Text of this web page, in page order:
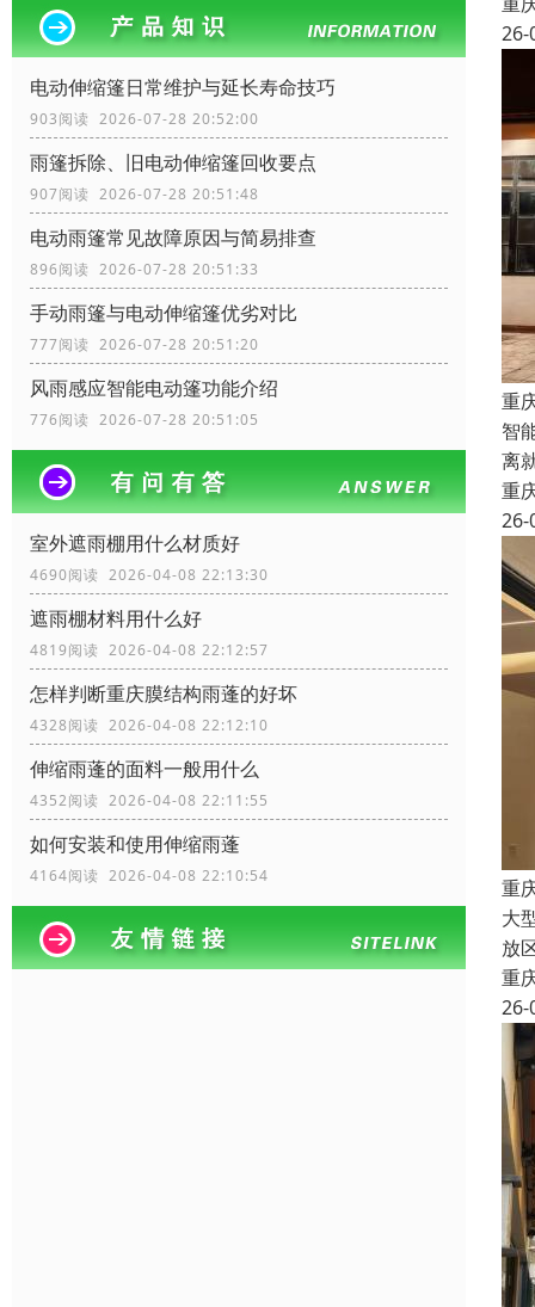
电动伸缩篷日常维护与延长寿命技巧
903阅读 2026-07-28 20:52:00
雨篷拆除、旧电动伸缩篷回收要点
907阅读 2026-07-28 20:51:48
电动雨篷常见故障原因与简易排查
896阅读 2026-07-28 20:51:33
手动雨篷与电动伸缩篷优劣对比
777阅读 2026-07-28 20:51:20
风雨感应智能电动篷功能介绍
776阅读 2026-07-28 20:51:05
室外遮雨棚用什么材质好
4690阅读 2026-04-08 22:13:30
遮雨棚材料用什么好
4819阅读 2026-04-08 22:12:57
怎样判断重庆膜结构雨蓬的好坏
4328阅读 2026-04-08 22:12:10
伸缩雨蓬的面料一般用什么
4352阅读 2026-04-08 22:11:55
如何安装和使用伸缩雨蓬
4164阅读 2026-04-08 22:10:54
26-
重
智
离
重
26-
重
大
放
重
26-